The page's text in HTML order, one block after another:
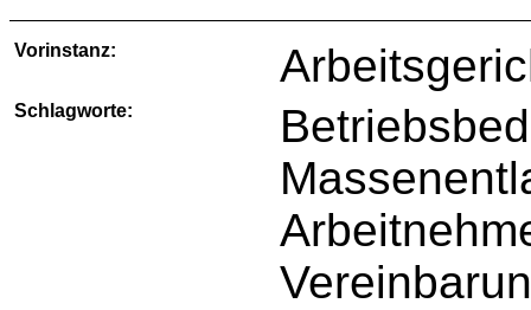
Vorinstanz:
Schlagworte: